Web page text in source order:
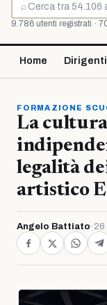
⌕
Cerca
9.786 utenti registrati ·
Home
FORMAZIONE
La
legalità
artistico
Angelo Battiato · 26